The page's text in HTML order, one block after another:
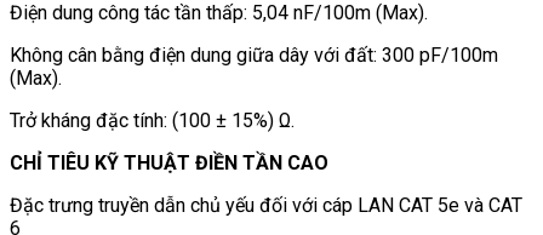
Điện dung công tác tần thấp: 5,04 nF/100m (Max).
Không cân bằng điện dung giữa dây với đất: 300 pF/100m
(Max).
Trở kháng đặc tính: (100 ± 15%) Ω.
CHỈ TIÊU KỸ THUẬT ĐIỀN TẦN CAO
Đặc trưng truyền dẫn chủ yếu đối với cáp LAN CAT 5e và CAT
6